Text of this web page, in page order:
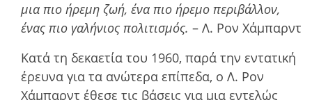
μια πιο ήρεμη ζωή, ένα πιο ήρεμο περιβάλλον,
ένας πιο γαλήνιος πολιτισμός. – Λ. Ρον Χάμπαρντ
Κατά τη δεκαετία του 1960, παρά την εντατική
έρευνα για τα ανώτερα επίπεδα, ο Λ. Ρον
Χάμπαρντ έθεσε τις βάσεις για μια εντελώς